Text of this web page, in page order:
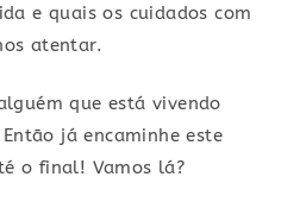
e quais os cuidados com
atentar.
que está vivendo
já encaminhe este
o final! Vamos lá?